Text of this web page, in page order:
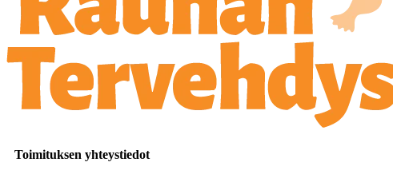
Toimituksen yhteystiedot